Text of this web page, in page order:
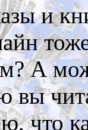
и
А
вы
что